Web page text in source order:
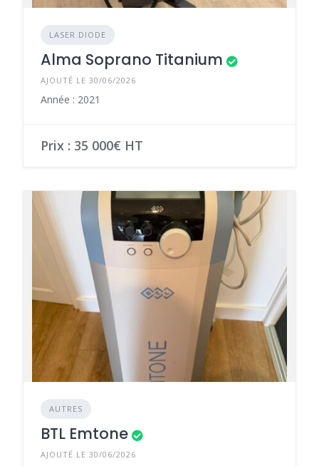
LASER DIODE
Alma Soprano Titanium
AJOUTÉ LE 30/06/2026
Année : 2021
Prix : 35 000€ HT
AUTRES
BTL Emtone
AJOUTÉ LE 30/06/2026